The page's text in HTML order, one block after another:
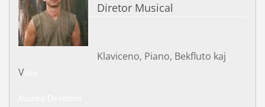
Diretor Musical
Klaviceno, Piano, Bekfluto kaj
V